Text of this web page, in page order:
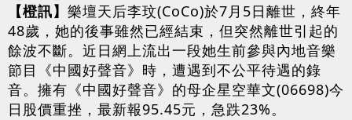
【橙訊】 樂壇天后李玟(CoCo)於7月5日離世，終年
48歲，她的後事雖然已經結束，但突然離世引起的
餘波不斷。近日網上流出一段她生前參與內地音樂
節目《中國好聲音》時，遭遇到不公平待遇的錄
音。擁有《中國好聲音》的母企星空華文(06698)今
日股價重挫，最新報95.45元，急跌23%。